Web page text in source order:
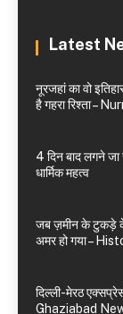
Latest
नूरजहां का वो
है गहरा रिश्ता –
4 दिन बाद लगने
धार्मिक महत्व
जब ज़मीन के टुकड़े के
अमर हो गया –
दिल्ली-मेरठ
Ghaziabad